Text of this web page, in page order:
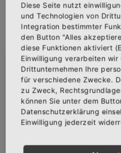
IN DEN
AUF DIE
BESCHREIBUNG INFOS
Über den Artikel
Abonniere jetzt
Bekomme die
Produkte und zudem
deine nächste
Diese Seite nutzt
und Technologien von
Integration bestimmter
den Button "Alles
diese Funktionen aktiviert
Einwilligung verarbeiten
Drittunternehmen Ihre
für verschiedene Zwecke.
zu Zweck,
können Sie unter dem
Datenschutzerklärung
Einwilligung jederzeit